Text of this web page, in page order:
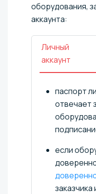
оборудования,
аккаунта:
Личный
аккаунт
паспорт
отвечает
если
заказчика